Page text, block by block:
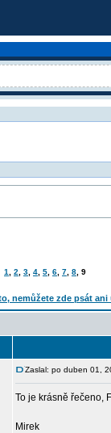
1 2 3 4 5 6 7 8 9
Zaslal: po duben 01,
To je krásně řečeno,
Mirek